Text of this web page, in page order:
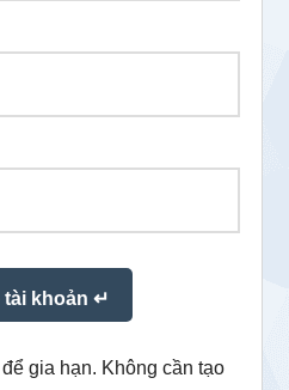
gia hạn. Không cần tạo